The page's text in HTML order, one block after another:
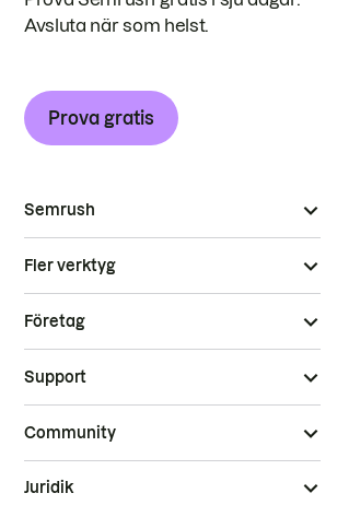
Avsluta när som helst.
Prova gratis
Semrush
Fler verktyg
Företag
Support
Community
Juridik